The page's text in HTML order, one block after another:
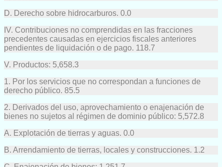
D. Derecho sobre hidrocarburos. 0.0
IV. Contribuciones no comprendidas en las fracciones
precedentes causadas en ejercicios fiscales anteriores
pendientes de liquidación o de pago. 118.7
V. Productos: 5,658.3
1. Por los servicios que no correspondan a funciones de
derecho público. 85.5
2. Derivados del uso, aprovechamiento o enajenación de
bienes no sujetos al régimen de dominio público: 5,572.8
A. Explotación de tierras y aguas. 0.0
B. Arrendamiento de tierras, locales y construcciones. 1.2